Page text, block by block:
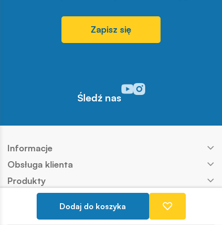
Dodaj do koszyka
Zapisz się
Śledź nas
Odwiedź nasz profil w
Odwiedź nasz profil w
Informacje
Obsługa klienta
Produkty
Kontakt